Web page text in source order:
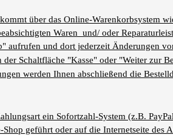
über das Online-Warenkorbsystem
Waren und/ oder
aufrufen und dort jederzeit Änderungen
Schaltfläche "Kasse" oder "Weiter zur
werden Ihnen abschließend die
ein Sofortzahl-System (z.B.
Shop geführt oder auf die Internetseite des